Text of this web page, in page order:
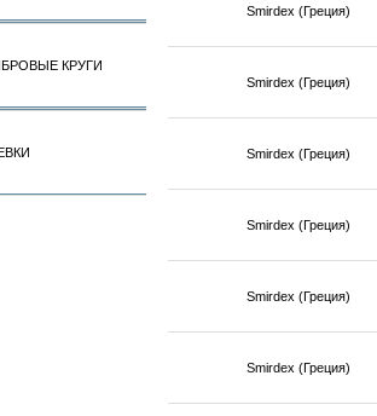
КРУГИ
Smirdex (Греция)
Smirdex (Греция)
Smirdex (Греция)
Smirdex (Греция)
Smirdex (Греция)
Smirdex (Греция)